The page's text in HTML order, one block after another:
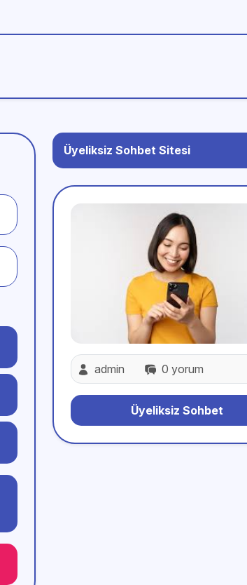
Üyeliksiz Sohbet Sitesi
admin 0 yorum
Üyeliksiz Sohbet